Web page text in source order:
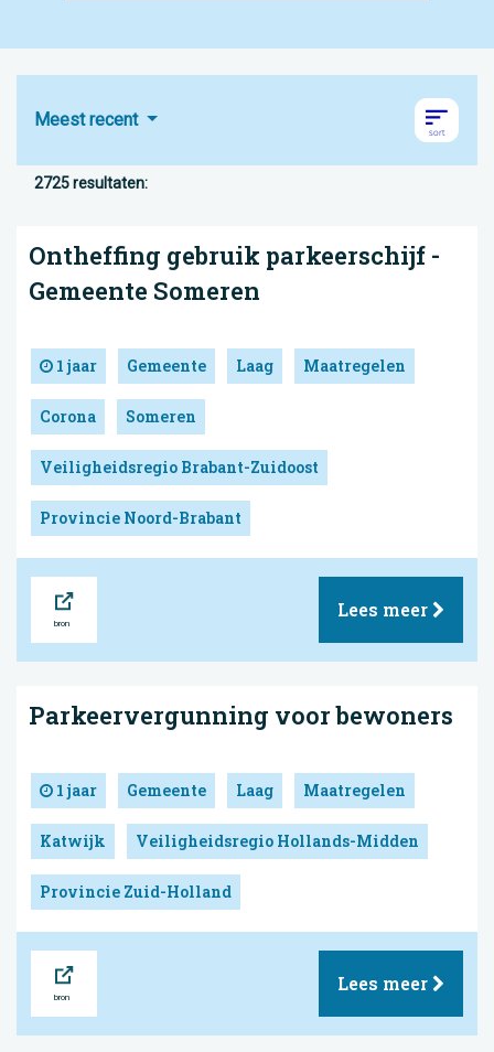
Meest recent
2725 resultaten:
Ontheffing gebruik parkeerschijf -
Gemeente Someren
1 jaar Gemeente Laag Maatregelen
Corona Someren
Veiligheidsregio Brabant-Zuidoost
Provincie Noord-Brabant
Lees meer
Parkeervergunning voor bewoners
1 jaar Gemeente Laag Maatregelen
Katwijk Veiligheidsregio Hollands-Midden
Provincie Zuid-Holland
Lees meer